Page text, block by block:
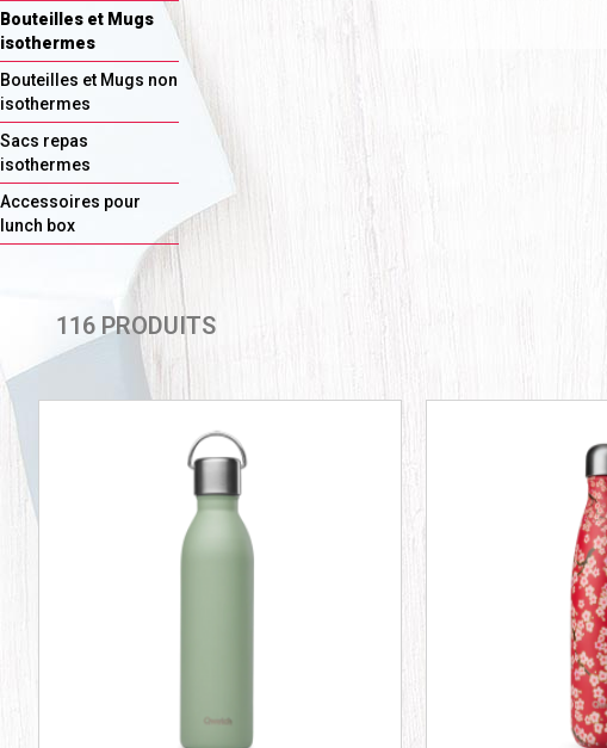
Bouteilles et Mugs
isothermes
Bouteilles et Mugs non
isothermes
Sacs repas
isothermes
Accessoires pour
lunch box
116 PRODUITS